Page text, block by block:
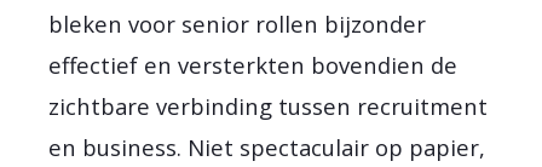
bleken voor senior rollen bijzonder
effectief en versterkten bovendien de
zichtbare verbinding tussen recruitment
en business. Niet spectaculair op papier,